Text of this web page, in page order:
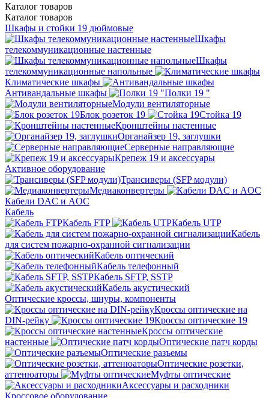
Каталог товаров
Каталог товаров
Шкафы и стойки 19 дюймовые
Шкафы
телекоммуникационные настенные
Шкафы
телекоммуникационные напольные
Климатические шкафы
Антивандальные шкафы
Полки 19 "
Модули вентиляторные
Блок розеток 19
Стойка 19
Кронштейны настенные
Органайзер 19, заглушки
Серверные направляющие
Крепеж 19 и аксессуары
Активное оборудование
Трансиверы (SFP модули)
Медиаконвертеры
Кабели DAC и AOC
Кабель
Кабель FTP
Кабель UTP
Кабель
для систем пожарно-охранной сигнализации
Кабель оптический
Кабель телефонный
Кабель SFTP, SSTP
Кабель акустический
Оптические кроссы, шнуры, компоненты
Кроссы оптические на
DIN-рейку
Кроссы оптические 19
Кроссы оптические
настенные
Оптические патч корды
Оптические разъемы
Оптические розетки,
аттенюаторы
Муфты оптические
Аксессуары и расходники
Кроссовое оборудование